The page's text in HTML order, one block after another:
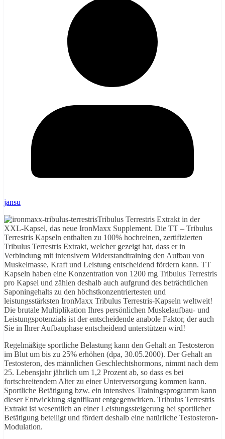
jansu
Tribulus Terrestris Extrakt in der
XXL-Kapsel, das neue IronMaxx Supplement. Die TT – Tribulus
Terrestris Kapseln enthalten zu 100% hochreinen, zertifizierten
Tribulus Terrestris Extrakt, welcher gezeigt hat, dass er in
Verbindung mit intensivem Widerstandtraining den Aufbau von
Muskelmasse, Kraft und Leistung entscheidend fördern kann. TT
Kapseln haben eine Konzentration von 1200 mg Tribulus Terrestris
pro Kapsel und zählen deshalb auch aufgrund des beträchtlichen
Saponingehalts zu den höchstkonzentriertesten und
leistungsstärksten IronMaxx Tribulus Terrestris-Kapseln weltweit!
Die brutale Multiplikation Ihres persönlichen Muskelaufbau- und
Leistungspotenzials ist der entscheidende anabole Faktor, der auch
Sie in Ihrer Aufbauphase entscheidend unterstützen wird!
Regelmäßige sportliche Belastung kann den Gehalt an Testosteron
im Blut um bis zu 25% erhöhen (dpa, 30.05.2000). Der Gehalt an
Testosteron, des männlichen Geschlechtshormons, nimmt nach dem
25. Lebensjahr jährlich um 1,2 Prozent ab, so dass es bei
fortschreitendem Alter zu einer Unterversorgung kommen kann.
Sportliche Betätigung bzw. ein intensives Trainingsprogramm kann
dieser Entwicklung signifikant entgegenwirken. Tribulus Terrestris
Extrakt ist wesentlich an einer Leistungssteigerung bei sportlicher
Betätigung beteiligt und fördert deshalb eine natürliche Testosteron-
Modulation.